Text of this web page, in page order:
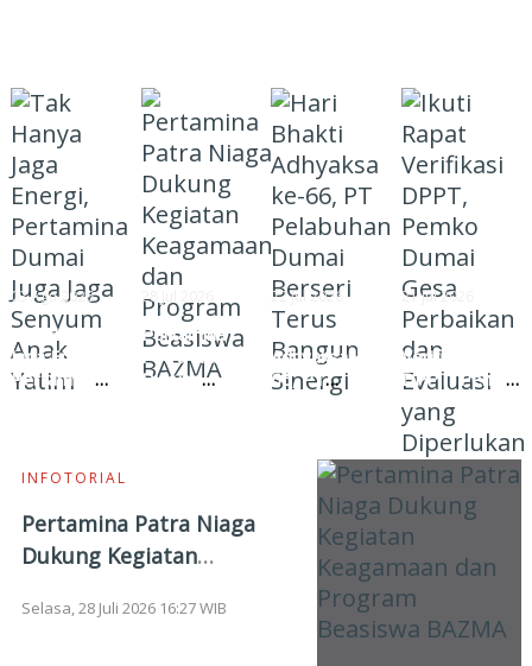
03 Agu 2026
Tak Hanya
Jaga Energi,
Pertamina
28 Jul 2026
Pertamina
Patra Niaga
Dukung
22 Jul 2026
Hari Bhakti
Adhyaksa ke-
66, PT
Pelabuhan
Sinergi
21 Jul 2026
Ikuti Rapat
Verifikasi
DPPT, Pemko
Dumai Gesa
Perbaikan dan
Evaluasi yang
Diperlukan
INFOTORIAL
Pertamina Patra Niaga
Dukung Kegiatan
Beasiswa BAZMA
Selasa, 28 Juli 2026 16:27 WIB